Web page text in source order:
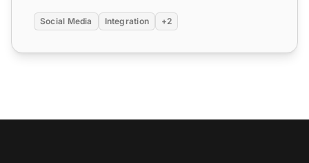
Social Media Integration +2